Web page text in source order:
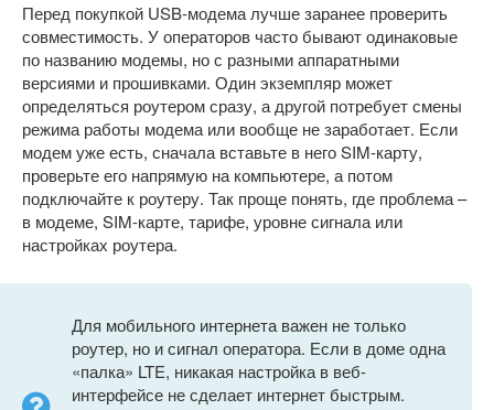
Перед покупкой USB-модема лучше заранее проверить
совместимость. У операторов часто бывают одинаковые
по названию модемы, но с разными аппаратными
версиями и прошивками. Один экземпляр может
определяться роутером сразу, а другой потребует смены
режима работы модема или вообще не заработает. Если
модем уже есть, сначала вставьте в него SIM-карту,
проверьте его напрямую на компьютере, а потом
подключайте к роутеру. Так проще понять, где проблема –
в модеме, SIM-карте, тарифе, уровне сигнала или
настройках роутера.
Для мобильного интернета важен не только
роутер, но и сигнал оператора. Если в доме одна
«палка» LTE, никакая настройка в веб-
интерфейсе не сделает интернет быстрым.